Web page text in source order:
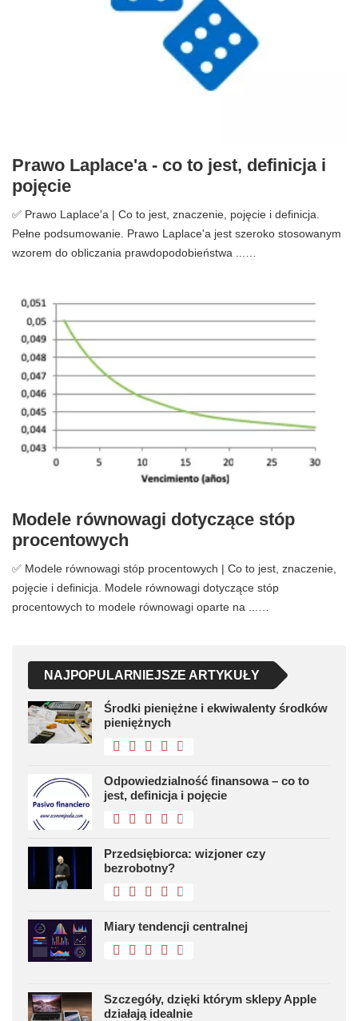
Prawo Laplace'a - co to jest, definicja i
pojęcie
✅ Prawo Laplace'a | Co to jest, znaczenie, pojęcie i definicja.
Pełne podsumowanie. Prawo Laplace'a jest szeroko stosowanym
wzorem do obliczania prawdopodobieństwa ...…
Modele równowagi dotyczące stóp
procentowych
✅ Modele równowagi stóp procentowych | Co to jest, znaczenie,
pojęcie i definicja. Modele równowagi dotyczące stóp
procentowych to modele równowagi oparte na ...…
NAJPOPULARNIEJSZE ARTYKUŁY
Środki pieniężne i ekwiwalenty środków
pieniężnych
Odpowiedzialność finansowa – co to
jest, definicja i pojęcie
Przedsiębiorca: wizjoner czy
bezrobotny?
Miary tendencji centralnej
Szczegóły, dzięki którym sklepy Apple
działają idealnie